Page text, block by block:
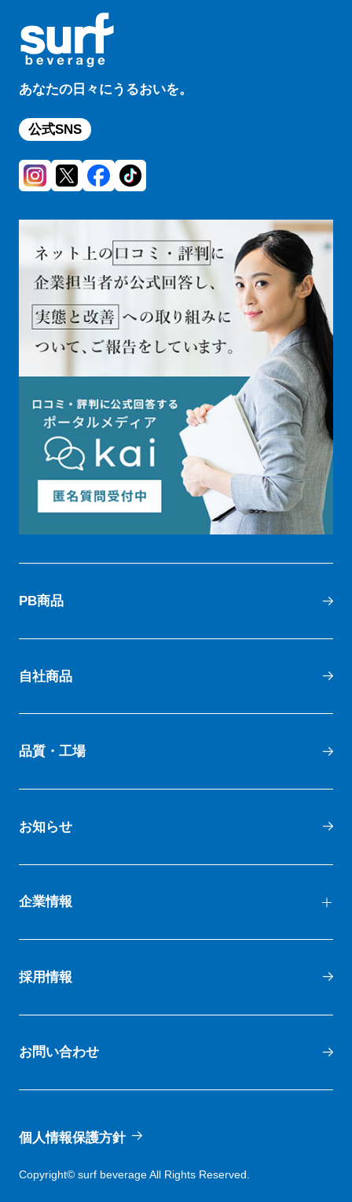
あなたの日々にうるおいを。
公式SNS
PB商品
自社商品
品質・工場
お知らせ
企業情報
会社沿革
採用情報
お問い合わせ
個人情報保護方針
Copyright© surf beverage All Rights Reserved.